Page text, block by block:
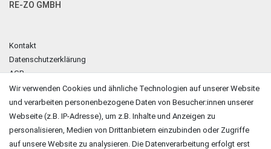
RE-ZO GMBH
Kontakt
Datenschutzerklärung
AGB
Impressum
ZAHLUNGSARTEN
Wir verwenden Cookies und ähnliche Technologien auf unserer Website
und verarbeiten personenbezogene Daten von Besucher:innen unserer
Webseite (z.B. IP-Adresse), um z.B. Inhalte und Anzeigen zu
personalisieren, Medien von Drittanbietern einzubinden oder Zugriffe
auf unsere Website zu analysieren. Die Datenverarbeitung erfolgt erst